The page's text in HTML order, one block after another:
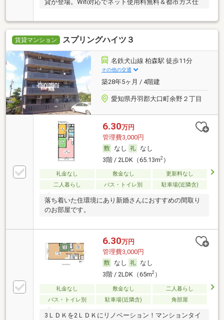
貸が登場。Wifi対応でネット使用料無料＆都市ガス仕
賃貸マンション スプリングハイツ３
名鉄犬山線 柏森駅 徒歩11分
その他の交通
築28年5ヶ月 / 4階建
愛知県丹羽郡大口町余野２丁目
6.30万円
管理費3,000円
なし
なし
3階 / 2LDK（65.13m2）
礼金なし 敷金なし
更新料なし
二人暮らし
バス・トイレ別 駐車場(近隣含)
落ち着いた住環境にあり新婚さんにおすすめの間取り
のお部屋です。
6.30万円
管理費3,000円
なし
なし
3階 / 2LDK（65m2）
礼金なし 敷金なし
二人暮らし
バス・トイレ別
駐車場(近隣含) 角部屋
3ＬＤＫを2ＬＤＫにリノベーション！マンションタイ